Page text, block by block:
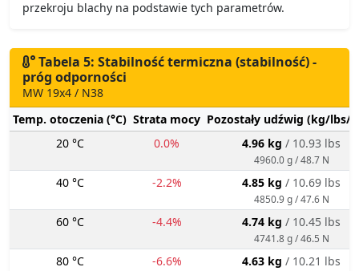
przekroju blachy na podstawie tych parametrów.
Tabela 5: Stabilność termiczna (stabilność) -
próg odporności
MW 19x4 / N38
Temp. otoczenia (°C) Strata mocy Pozostały udźwig (kg/lbs/
20 °C
0.0% 4.96 kg / 10.93 lbs
4960.0 g / 48.7 N
40 °C -2.2% 4.85 kg / 10.69 lbs
4850.9 g / 47.6 N
60 °C -4.4% 4.74 kg / 10.45 lbs
4741.8 g / 46.5 N
80 °C -6.6% 4.63 kg / 10.21 lbs